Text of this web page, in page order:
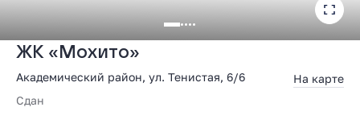
ЖК «Мохито»
Академический район, ул. Тенистая, 6/6
На карте
Сдан